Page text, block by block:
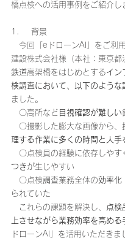
橋点検への活用事例をご紹介し
1.     背景
今回「eドローンAI」をご利
建設株式会社様（本社：東京都
鉄道高架橋をはじめとするイン
検調査において、以下のような
ました。
〇高所など 目視確認が難しい
〇撮影した膨大な画像から、
理する作業に多くの時間と人手
〇点検員の経験に依存しやす
つきが生じやすい
〇点検調査業務全体の効率化
られていた
これらの課題を解決し、
点検
上させながら業務効率を高める
ドローンAI」を活用いただきま